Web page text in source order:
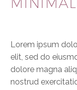
Lorem ipsum
elit, sed do
dolore magna
nostrud